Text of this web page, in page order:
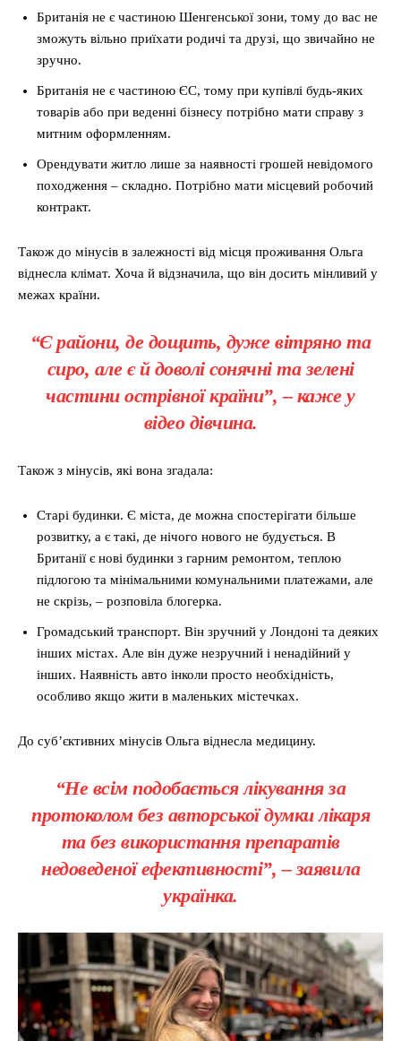
Британія не є частиною Шенгенської зони, тому до вас не
зможуть вільно приїхати родичі та друзі, що звичайно не
зручно.
Британія не є частиною ЄС, тому при купівлі будь-яких
товарів або при веденні бізнесу потрібно мати справу з
митним оформленням.
Орендувати житло лише за наявності грошей невідомого
походження – складно. Потрібно мати місцевий робочий
контракт.
Також до мінусів в залежності від місця проживання Ольга
віднесла клімат. Хоча й відзначила, що він досить мінливий у
межах країни.
“Є райони, де дощить, дуже вітряно та
сиро, але є й доволі сонячні та зелені
частини острівної країни”, – каже у
відео дівчина.
Також з мінусів, які вона згадала:
Старі будинки. Є міста, де можна спостерігати більше
розвитку, а є такі, де нічого нового не будується. В
Британії є нові будинки з гарним ремонтом, теплою
підлогою та мінімальними комунальними платежами, але
не скрізь, – розповіла блогерка.
Громадський транспорт. Він зручний у Лондоні та деяких
інших містах. Але він дуже незручний і ненадійний у
інших. Наявність авто інколи просто необхідність,
особливо якщо жити в маленьких містечках.
До суб’єктивних мінусів Ольга віднесла медицину.
“Не всім подобається лікування за
протоколом без авторської думки лікаря
та без використання препаратів
недоведеної ефективності”, – заявила
українка.